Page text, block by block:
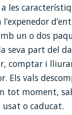
a les
un o dos
seva part del
comptar i
Els vals
tot moment,
usat o caducat.